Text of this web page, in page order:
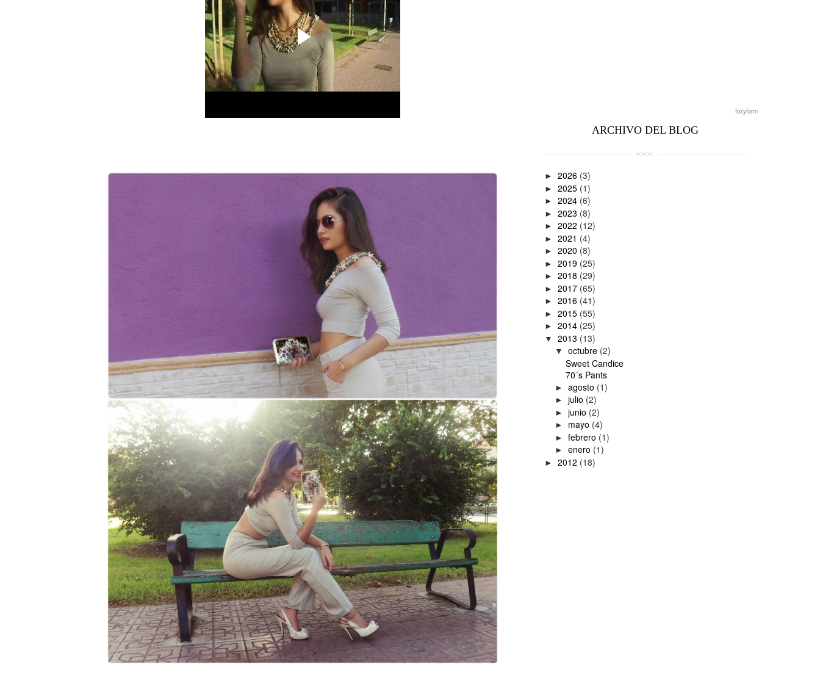
foxyform
ARCHIVO DEL BLOG
► 2026 (3)
► 2025 (1)
► 2024 (6)
► 2023 (8)
► 2022 (12)
► 2021 (4)
► 2020 (8)
► 2019 (25)
► 2018 (29)
► 2017 (65)
► 2016 (41)
► 2015 (55)
► 2014 (25)
▼ 2013 (13)
▼ octubre (2)
Sweet Candice
70´s Pants
► agosto (1)
► julio (2)
► junio (2)
► mayo (4)
► febrero (1)
► enero (1)
► 2012 (18)